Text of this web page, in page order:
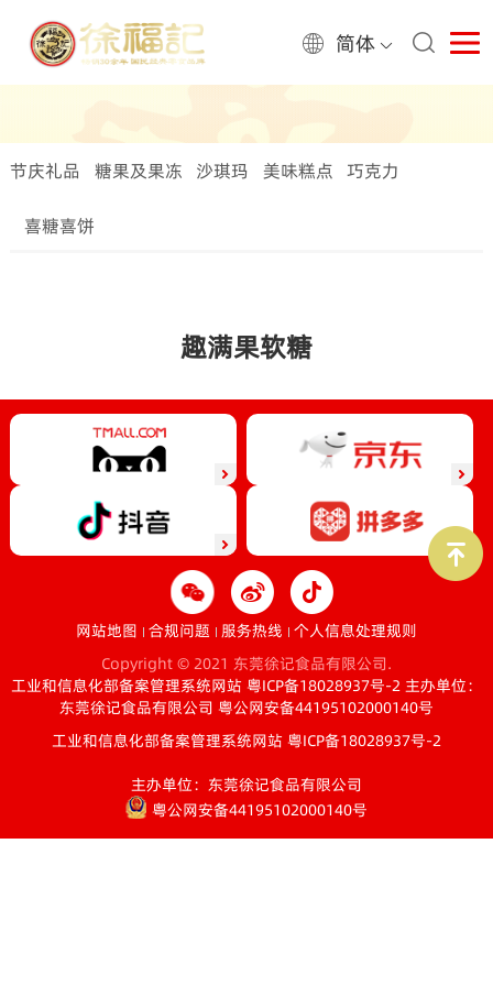
简体
节庆礼品 糖果及果冻 沙琪玛 美味糕点 巧克力
喜糖喜饼
趣满果软糖
网站地图 合规问题 服务热线 个人信息处理规则
Copyright © 2021 东莞徐记食品有限公司.
工业和信息化部备案管理系统网站 粤ICP备18028937号-2 主办单位：
东莞徐记食品有限公司 粤公网安备44195102000140号
工业和信息化部备案管理系统网站 粤ICP备18028937号-2
主办单位：东莞徐记食品有限公司
粤公网安备44195102000140号